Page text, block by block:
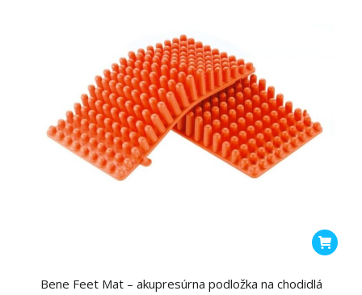
Bene Feet Mat – akupresúrna podložka na chodidlá